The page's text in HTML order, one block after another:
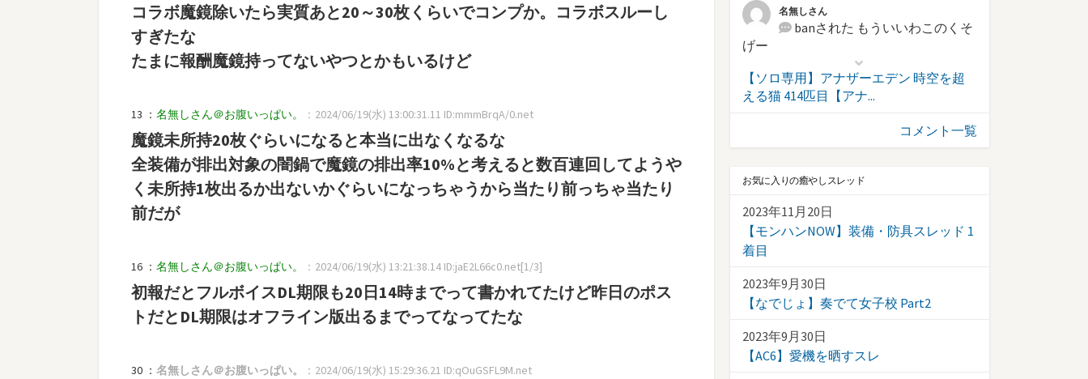
コラボ魔鏡除いたら実質あと20～30枚くらいでコンプか。コラボスルーし
すぎたな
たまに報酬魔鏡持ってないやつとかもいるけど
13 ： 名無しさん＠お腹いっぱい。 ：2024/06/19(水) 13:00:31.11 ID:mmmBrqA/0.net
魔鏡未所持20枚ぐらいになると本当に出なくなるな
全装備が排出対象の闇鍋で魔鏡の排出率10%と考えると数百連回してようや
く未所持1枚出るか出ないかぐらいになっちゃうから当たり前っちゃ当たり
前だが
16 ： 名無しさん＠お腹いっぱい。 ：2024/06/19(水) 13:21:38.14 ID:jaE2L66c0.net[1/3]
初報だとフルボイスDL期限も20日14時までって書かれてたけど昨日のポス
トだとDL期限はオフライン版出るまでってなってたな
30 ： 名無しさん＠お腹いっぱい。 ：2024/06/19(水) 15:29:36.21 ID:qOuGSFL9M.net
名無しさん
banされた もういいわこのくそ
げー
【ソロ専用】アナザーエデン 時空を超
える猫 414匹目【アナ...
コメント一覧
お気に入りの癒やしスレッド
2023年11月20日
【モンハンNOW】装備・防具スレッド 1
着目
2023年9月30日
【なでじょ】奏でて女子校 Part2
2023年9月30日
【AC6】愛機を晒すスレ